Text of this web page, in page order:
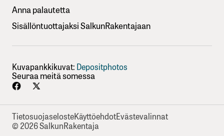
Anna palautetta
Sisällöntuottajaksi SalkunRakentajaan
Kuvapankkikuvat: Depositphotos
Seuraa meitä somessa
TietosuojaselosteKäyttöehdotEvästevalinnat
© 2026 SalkunRakentaja